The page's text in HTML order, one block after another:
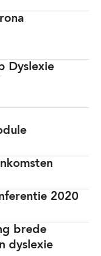
Dyslexie
2020
brede
dyslexie